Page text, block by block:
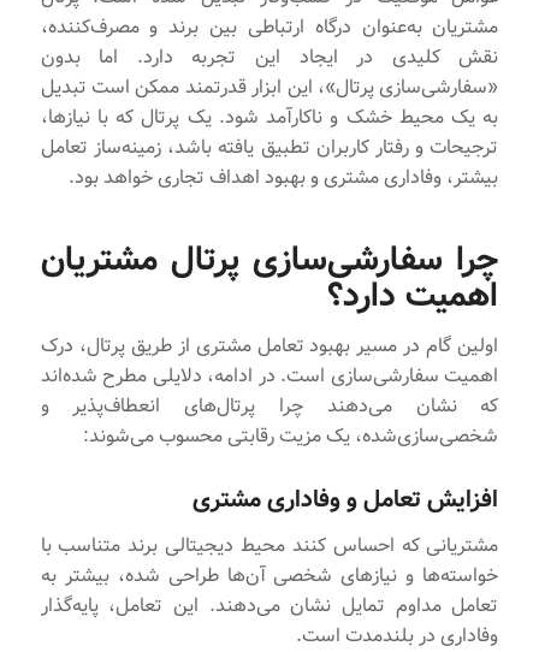
مشتریان به‌عنوان درگاه ارتباطی بین برند و مصرف‌کننده،
نقش کلیدی در ایجاد این تجربه دارد. اما بدون
«سفارشی‌سازی پرتال»، این ابزار قدرتمند ممکن است تبدیل
به یک محیط خشک و ناکارآمد شود. یک پرتال که با نیازها،
ترجیحات و رفتار کاربران تطبیق یافته باشد، زمینه‌ساز تعامل
بیشتر، وفاداری مشتری و بهبود اهداف تجاری خواهد بود.
چرا سفارشی‌سازی پرتال مشتریان
اهمیت دارد؟
اولین گام در مسیر بهبود تعامل مشتری از طریق پرتال، درک
اهمیت سفارشی‌سازی است. در ادامه، دلایلی مطرح شده‌اند
که نشان می‌دهند چرا پرتال‌های انعطاف‌پذیر و
شخصی‌سازی‌شده، یک مزیت رقابتی محسوب می‌شوند:
افزایش تعامل و وفاداری مشتری
مشتریانی که احساس کنند محیط دیجیتالی برند متناسب با
خواسته‌ها و نیازهای شخصی آن‌ها طراحی شده، بیشتر به
تعامل مداوم تمایل نشان می‌دهند. این تعامل، پایه‌گذار
وفاداری در بلندمدت است.